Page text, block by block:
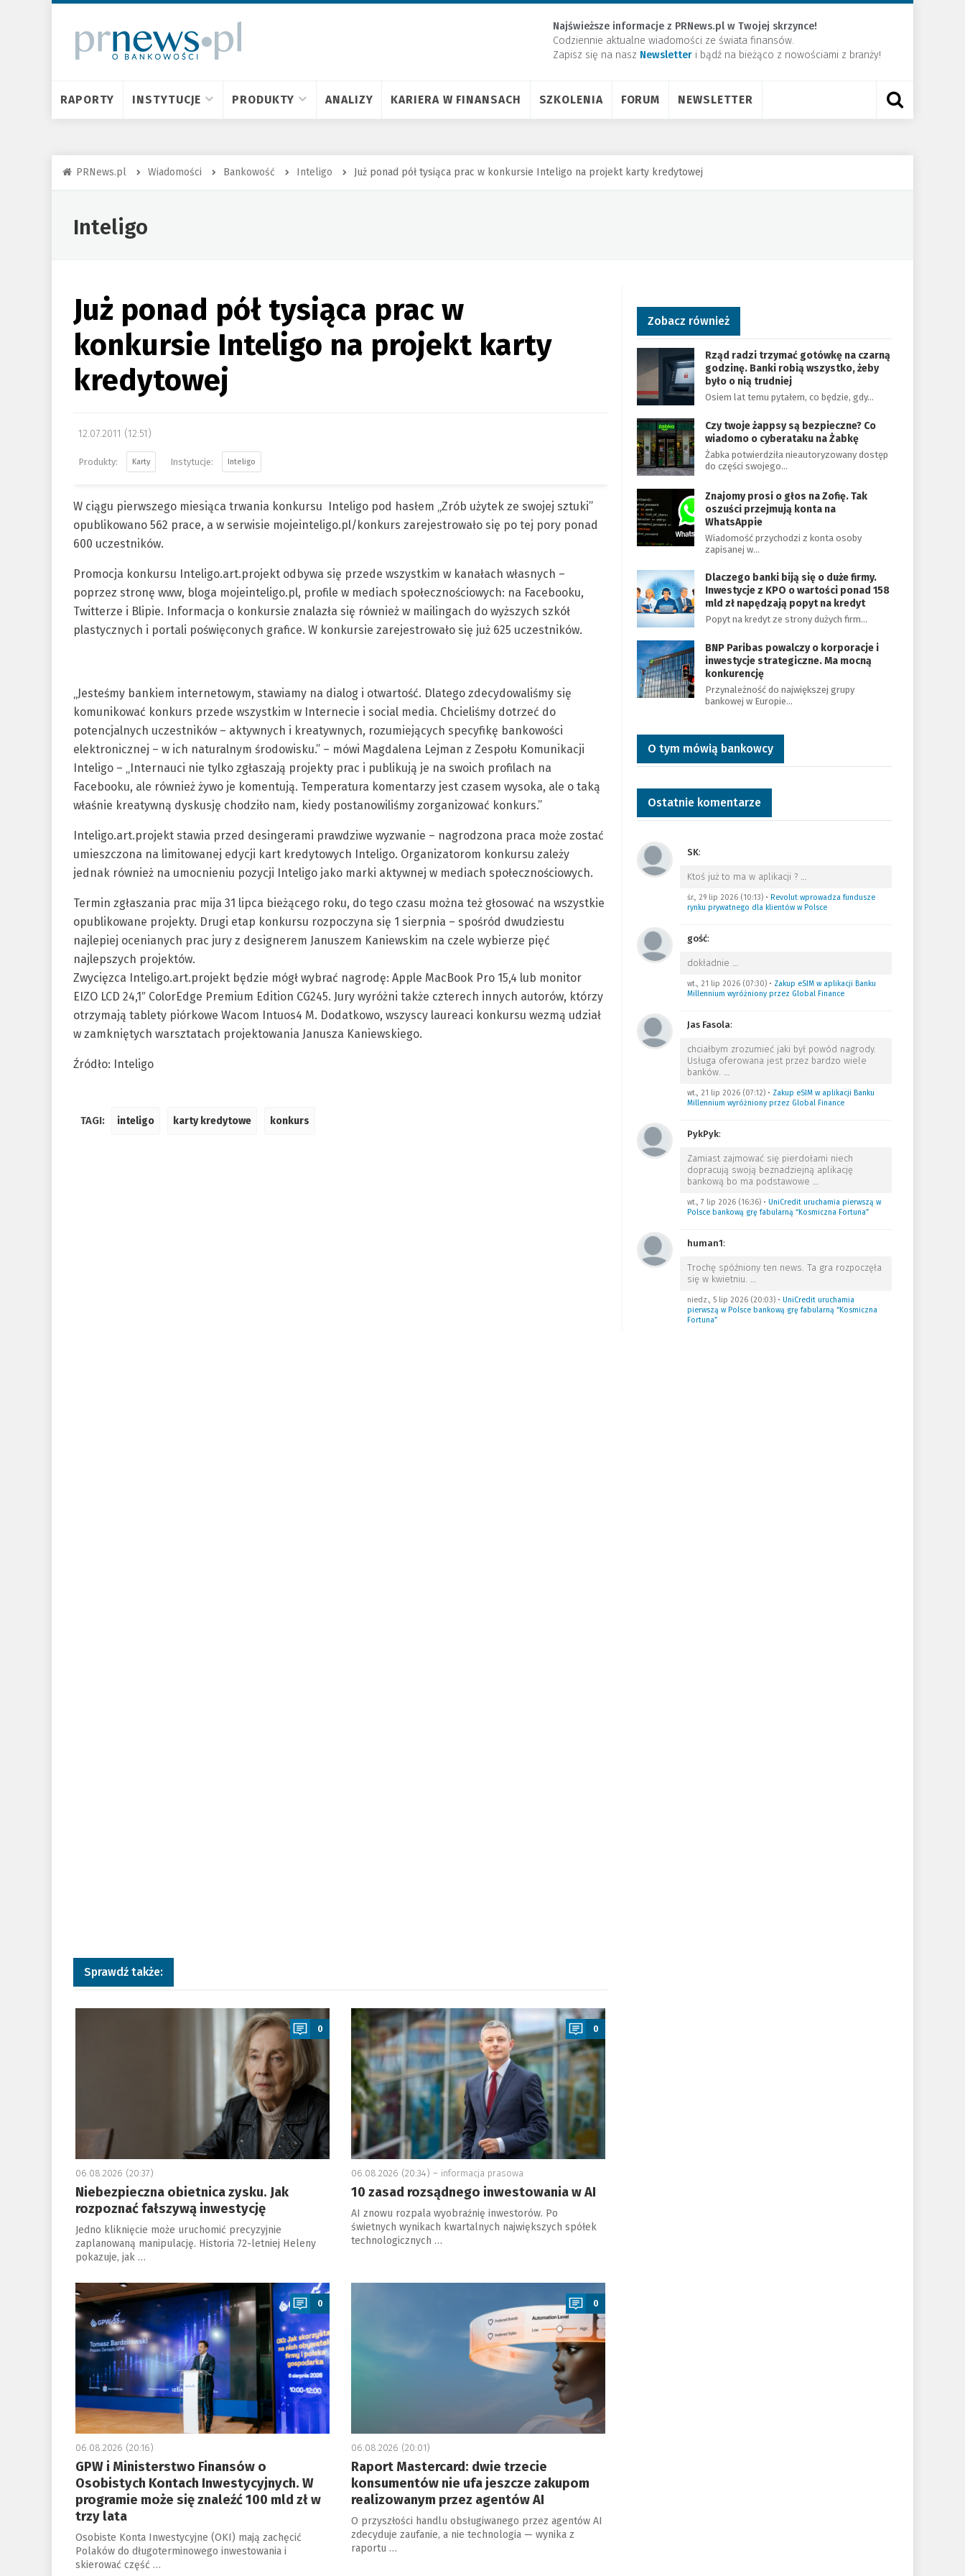
Najświeższe informacje z PRNews.pl w Twojej skrzynce!
Codziennie aktualne wiadomości ze świata finansów.
Zapisz się na nasz Newsletter ​i bądź na bieżąco z nowościami z branży!
RAPORTY INSTYTUCJE PRODUKTY ANALIZY KARIERA W FINANSACH SZKOLENIA FORUM NEWSLETTER
PRNews.pl Wiadomości Bankowość Inteligo Już ponad pół tysiąca prac w konkursie Inteligo na projekt karty kredytowej
Inteligo
Już ponad pół tysiąca prac w
konkursie Inteligo na projekt karty
kredytowej
12.07.2011 (12:51)
Karty Inteligo
W ciągu pierwszego miesiąca trwania konkursu Inteligo pod hasłem „Zrób użytek ze swojej sztuki”
opublikowano 562 prace, a w serwisie mojeinteligo.pl/konkurs zarejestrowało się po tej pory ponad
600 uczestników.
Promocja konkursu Inteligo.art.projekt odbywa się przede wszystkim w kanałach własnych –
poprzez stronę www, bloga mojeinteligo.pl, profile w mediach społecznościowych: na Facebooku,
Twitterze i Blipie. Informacja o konkursie znalazła się również w mailingach do wyższych szkół
plastycznych i portali poświęconych grafice. W konkursie zarejestrowało się już 625 uczestników.
„Jesteśmy bankiem internetowym, stawiamy na dialog i otwartość. Dlatego zdecydowaliśmy się
komunikować konkurs przede wszystkim w Internecie i social media. Chcieliśmy dotrzeć do
potencjalnych uczestników – aktywnych i kreatywnych, rozumiejących specyfikę bankowości
elektronicznej – w ich naturalnym środowisku.” – mówi Magdalena Lejman z Zespołu Komunikacji
Inteligo – „Internauci nie tylko zgłaszają projekty prac i publikują je na swoich profilach na
Facebooku, ale również żywo je komentują. Temperatura komentarzy jest czasem wysoka, ale o taką
właśnie kreatywną dyskusję chodziło nam, kiedy postanowiliśmy zorganizować konkurs.”
Inteligo.art.projekt stawia przed desingerami prawdziwe wyzwanie – nagrodzona praca może zostać
umieszczona na limitowanej edycji kart kredytowych Inteligo. Organizatorom konkursu zależy
jednak również na umocnieniu pozycji Inteligo jako marki aktywnej w mediach społecznościowych.
Termin zgłaszania prac mija 31 lipca bieżącego roku, do tego czasu można też głosować na wszystkie
opublikowane projekty. Drugi etap konkursu rozpoczyna się 1 sierpnia – spośród dwudziestu
najlepiej ocenianych prac jury z designerem Januszem Kaniewskim na czele wybierze pięć
najlepszych projektów.
Zwycięzca Inteligo.art.projekt będzie mógł wybrać nagrodę: Apple MacBook Pro 15,4 lub monitor
EIZO LCD 24,1″ ColorEdge Premium Edition CG245. Jury wyróżni także czterech innych autorów, którzy
otrzymają tablety piórkowe Wacom Intuos4 M. Dodatkowo, wszyscy laureaci konkursu wezmą udział
w zamkniętych warsztatach projektowania Janusza Kaniewskiego.
Źródło: Inteligo
TAGI: inteligo karty kredytowe konkurs
Sprawdź także:
a
0
06.08.2026 (20:37)
Niebezpieczna obietnica zysku. Jak
rozpoznać fałszywą inwestycję
Jedno kliknięcie może uruchomić precyzyjnie
zaplanowaną manipulację. Historia 72-letniej Heleny
pokazuje, jak …
a
0
06.08.2026 (20:34) – informacja prasowa
10 zasad rozsądnego inwestowania w AI
AI znowu rozpala wyobraźnię inwestorów. Po
świetnych wynikach kwartalnych największych spółek
technologicznych …
a
0
06.08.2026 (20:16)
GPW i Ministerstwo Finansów o
Osobistych Kontach Inwestycyjnych. W
programie może się znaleźć 100 mld zł w
trzy lata
Osobiste Konta Inwestycyjne (OKI) mają zachęcić
Polaków do długoterminowego inwestowania i
skierować część …
a
0
06.08.2026 (20:01)
Raport Mastercard: dwie trzecie
konsumentów nie ufa jeszcze zakupom
realizowanym przez agentów AI
O przyszłości handlu obsługiwanego przez agentów AI
zdecyduje zaufanie, a nie technologia — wynika z
raportu …
Zobacz również
Rząd radzi trzymać gotówkę na czarną
godzinę. Banki robią wszystko, żeby
było o nią trudniej
Osiem lat temu pytałem, co będzie, gdy…
Czy twoje żappsy są bezpieczne? Co
wiadomo o cyberataku na Żabkę
Żabka potwierdziła nieautoryzowany dostęp
do części swojego…
Znajomy prosi o głos na Zofię. Tak
oszuści przejmują konta na
WhatsAppie
Wiadomość przychodzi z konta osoby
zapisanej w…
Dlaczego banki biją się o duże firmy.
Inwestycje z KPO o wartości ponad 158
mld zł napędzają popyt na kredyt
Popyt na kredyt ze strony dużych firm…
BNP Paribas powalczy o korporacje i
inwestycje strategiczne. Ma mocną
konkurencję
Przynależność do największej grupy
bankowej w Europie…
O tym mówią bankowcy
Ostatnie komentarze
SK:
Ktoś już to ma w aplikacji ? …
śr., 29 lip 2026 (10:13)• Revolut wprowadza fundusze
rynku prywatnego dla klientów w Polsce
gość:
dokładnie …
wt., 21 lip 2026 (07:30)• Zakup eSIM w aplikacji Banku
Millennium wyróżniony przez Global Finance
Jas Fasola:
chciałbym zrozumieć jaki był powód nagrody.
Usługa oferowana jest przez bardzo wiele
banków. …
wt., 21 lip 2026 (07:12)• Zakup eSIM w aplikacji Banku
Millennium wyróżniony przez Global Finance
PykPyk:
Zamiast zajmować się pierdołami niech
dopracują swoją beznadziejną aplikację
bankową bo ma podstawowe …
wt., 7 lip 2026 (16:36)• UniCredit uruchamia pierwszą w
Polsce bankową grę fabularną “Kosmiczna Fortuna”
human1:
Trochę spóźniony ten news. Ta gra rozpoczęła
się w kwietniu. …
niedz., 5 lip 2026 (20:03)• UniCredit uruchamia
pierwszą w Polsce bankową grę fabularną “Kosmiczna
Fortuna”